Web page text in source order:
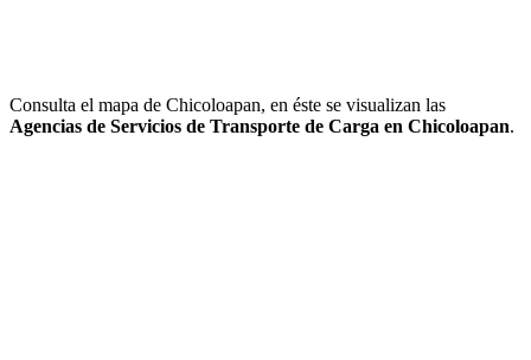
Consulta el mapa de Chicoloapan, en éste se visualizan las
Agencias de Servicios de Transporte de Carga en Chicoloapan.